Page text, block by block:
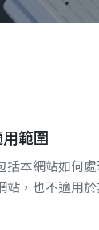
範圍
括本網站如何
，也不適用